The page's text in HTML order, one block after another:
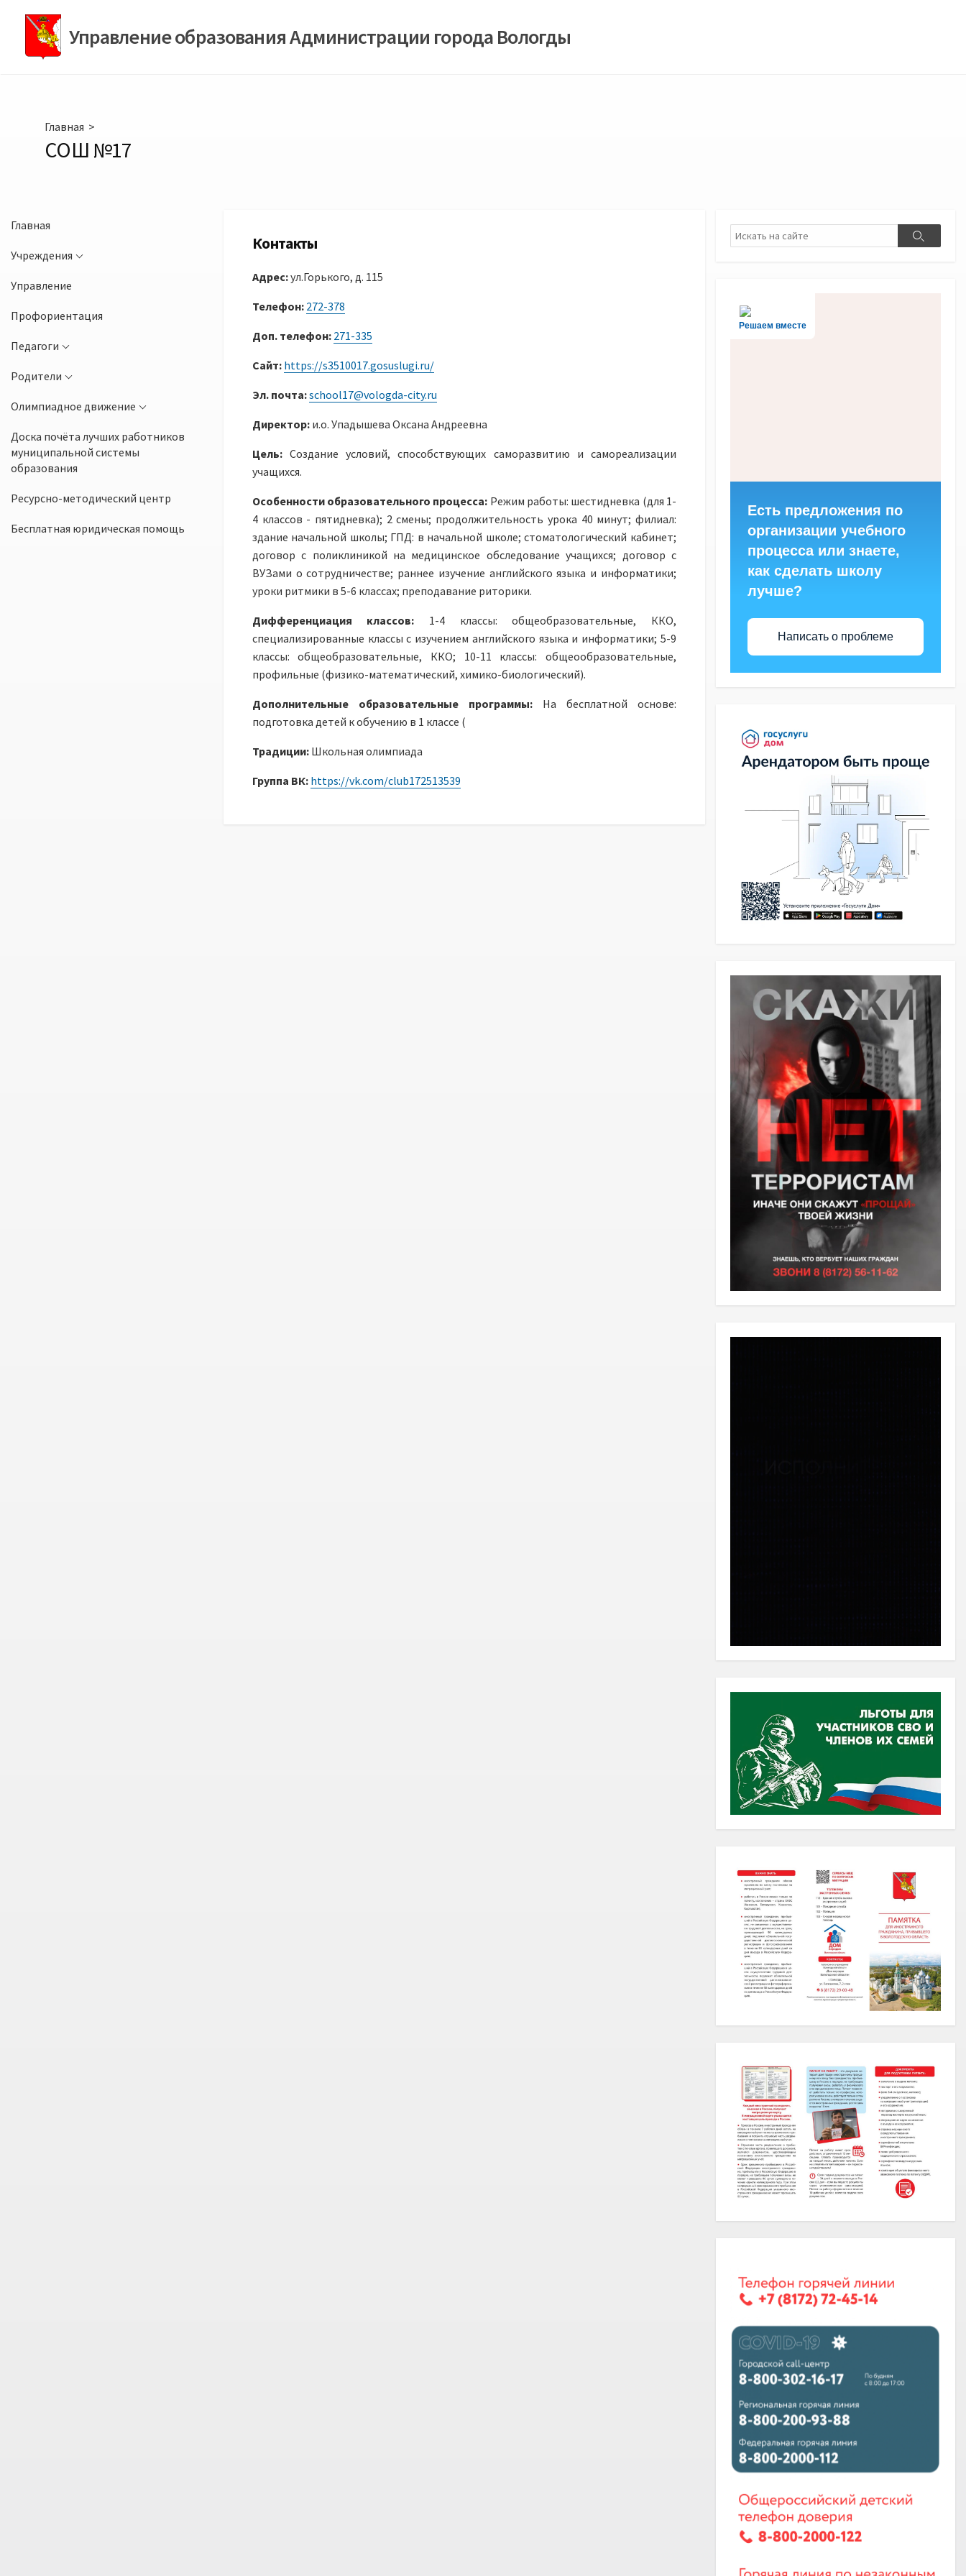
содержимомуУправление образования Администрации города Вологды
Главная >
СОШ №17
Главная
Учреждения
Управление
Профориентация
Педагоги
Родители
Олимпиадное движение
Доска почёта лучших работников
муниципальной системы
образования
Ресурсно-методический центр
Бесплатная юридическая помощь
Контакты
Адрес:ул.Горького, д. 115
Телефон: 272-378
Доп. телефон: 271-335
Сайт: https://s3510017.gosuslugi.ru/
Эл. почта:school17@vologda-city.ru
Директор: и.о. Упадышева Оксана Андреевна
Цель:Создание условий, способствующих саморазвитию и самореализации
учащихся.
Особенности образовательного процесса: Режим работы: шестидневка (для 1-
4 классов - пятидневка); 2 смены; продолжительность урока 40 минут; филиал:
здание начальной школы; ГПД: в начальной школе; стоматологический кабинет;
договор с поликлиникой на медицинское обследование учащихся; договор с
ВУЗами о сотрудничестве; раннее изучение английского языка и информатики;
уроки ритмики в 5-6 классах; преподавание риторики.
Дифференциация классов: 1-4 классы: общеобразовательные, ККО,
специализированные классы с изучением английского языка и информатики; 5-9
классы: общеобразовательные, ККО; 10-11 классы: общеообразовательные,
профильные (физико-математический, химико-биологический).
Дополнительные образовательные программы: На бесплатной основе:
подготовка детей к обучению в 1 классе (
Традиции: Школьная олимпиада
Группа ВК: https://vk.com/club172513539
Поиск
Поиск
Решаем вместе
Есть предложения по
организации учебного
процесса или знаете,
как сделать школу
лучше?
Написать о проблеме